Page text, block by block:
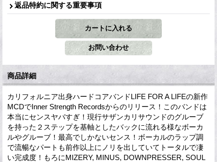
返品特約に関する重要事項
商品詳細
カリフォルニア出身ハードコアバンドLIFE FOR A LIFEの新作
MCDでInner Strength Recordsからのリリース！このバンドは
本当にセンスヤバすぎ！現行サザンカリサウンドのグルーブ
を持った２ステップを基軸としたバックに流れる様なボーカ
ルやグルーブ！最高でしかないセンス！ボーカルのラップ調
で流暢なパートも前作以上にノリを出していてトータルで凄
い完成度！もろにMIZERY, MINUS, DOWNPRESSER, SOUL